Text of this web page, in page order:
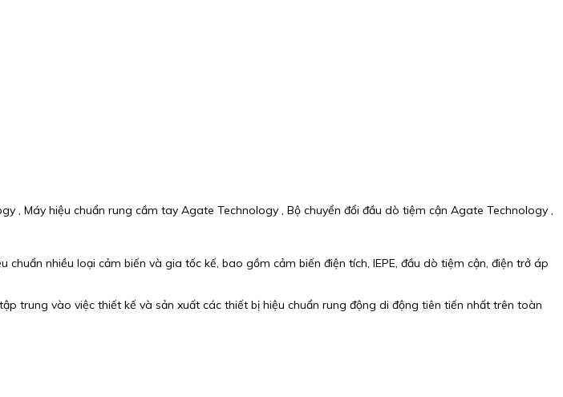
Máy hiệu chuẩn rung cầm tay Agate Technology , Bộ chuyển đổi đầu dò tiệm cận Agate Technology ,
nhiều loại cảm biến và gia tốc kế, bao gồm cảm biến điện tích, IEPE, đầu dò tiệm cận, điện trở áp
trung vào việc thiết kế và sản xuất các thiết bị hiệu chuẩn rung động di động tiên tiến nhất trên toàn